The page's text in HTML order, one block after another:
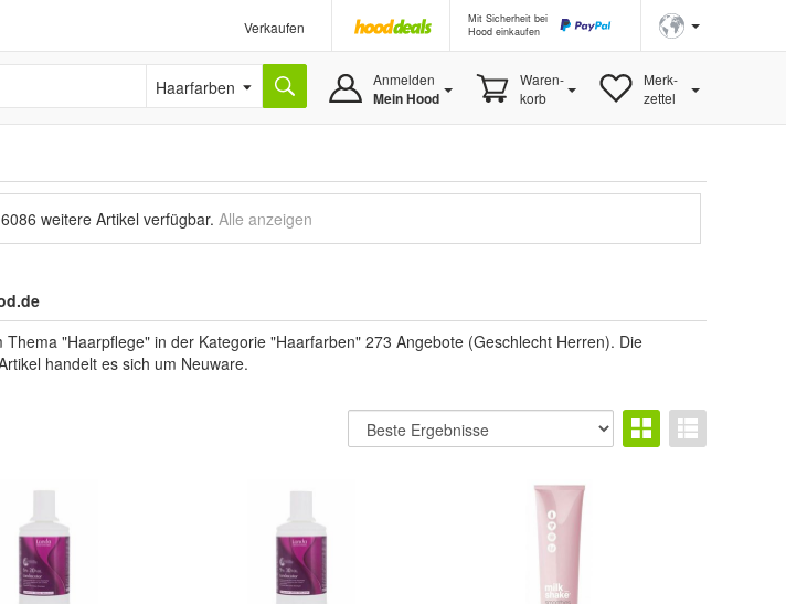
Verkaufen
Mit Sicherheit bei
Hood einkaufen
Haarfarben Anmelden
Mein Hood
Waren-
korb
Merk-
zettel
6086 weitere Artikel verfügbar. Alle anzeigen
"Haarpflege" in der Kategorie "Haarfarben" 273 Angebote (Geschlecht Herren). Die
handelt es sich um Neuware.